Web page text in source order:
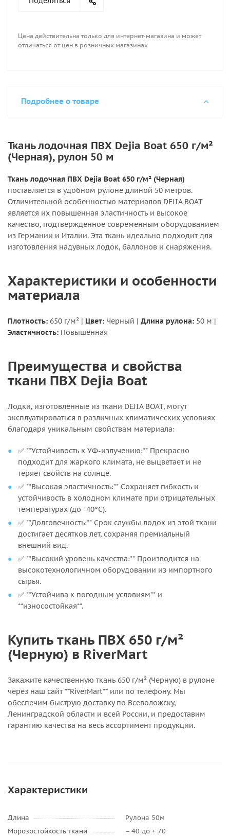
Цена действительна только для интернет-магазина и может
отличаться от цен в розничных магазинах
Подробнее о товаре
Ткань лодочная ПВХ Dejia Boat 650 г/м²
(Черная), рулон 50 м
Ткань лодочная ПВХ Dejia Boat 650 г/м² (Черная)
поставляется в удобном рулоне длиной 50 метров.
Отличительной особенностью материалов DEJIA BOAT
является их повышенная эластичность и высокое
качество, подтвержденное современным оборудованием
из Германии и Италии. Эта ткань идеально подходит для
изготовления надувных лодок, баллонов и снаряжения.
Характеристики и особенности
материала
Плотность: 650 г/м² | Цвет: Черный | Длина рулона: 50 м |
Эластичность: Повышенная
Преимущества и свойства
ткани ПВХ Dejia Boat
Лодки, изготовленные из ткани DEJIA BOAT, могут
эксплуатироваться в различных климатических условиях
благодаря уникальным свойствам материала:
✅ **Устойчивость к УФ-излучению:** Прекрасно
подходит для жаркого климата, не выцветает и не
теряет свойств на солнце.
✅ **Высокая эластичность:** Сохраняет гибкость и
устойчивость в холодном климате при отрицательных
температурах (до -40°C).
✅ **Долговечность:** Срок службы лодок из этой ткани
достигает десятков лет, сохраняя премиальный
внешний вид.
✅ **Высокий уровень качества:** Производится на
высокотехнологичном оборудовании из импортного
сырья.
✅ **Устойчива к погодным условиям** и
**износостойкая**.
Купить ткань ПВХ 650 г/м²
(Черную) в RiverMart
Закажите качественную ткань 650 г/м² (Черную) в рулоне
через наш сайт **RiverMart** или по телефону. Мы
обеспечим быструю доставку по Всеволожску,
Ленинградской области и всей России, и предоставим
гарантию качества на весь ассортимент продукции.
Характеристики
Длина
Рулона 50м
Морозостойкость ткани
– 40 до + 70